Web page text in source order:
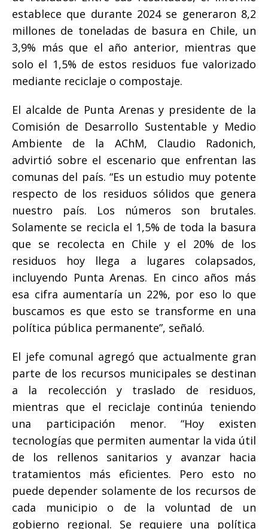
establece que durante 2024 se generaron 8,2
millones de toneladas de basura en Chile, un
3,9% más que el año anterior, mientras que
solo el 1,5% de estos residuos fue valorizado
mediante reciclaje o compostaje.
El alcalde de Punta Arenas y presidente de la
Comisión de Desarrollo Sustentable y Medio
Ambiente de la AChM, Claudio Radonich,
advirtió sobre el escenario que enfrentan las
comunas del país. “Es un estudio muy potente
respecto de los residuos sólidos que genera
nuestro país. Los números son brutales.
Solamente se recicla el 1,5% de toda la basura
que se recolecta en Chile y el 20% de los
residuos hoy llega a lugares colapsados,
incluyendo Punta Arenas. En cinco años más
esa cifra aumentaría un 22%, por eso lo que
buscamos es que esto se transforme en una
política pública permanente”, señaló.
El jefe comunal agregó que actualmente gran
parte de los recursos municipales se destinan
a la recolección y traslado de residuos,
mientras que el reciclaje continúa teniendo
una participación menor. “Hoy existen
tecnologías que permiten aumentar la vida útil
de los rellenos sanitarios y avanzar hacia
tratamientos más eficientes. Pero esto no
puede depender solamente de los recursos de
cada municipio o de la voluntad de un
gobierno regional. Se requiere una política